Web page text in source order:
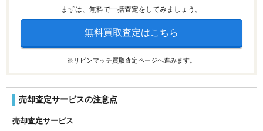
まずは、無料で一括査定をしてみましょう。
無料買取査定はこちら
※リビンマッチ買取査定ページへ進みます。
売却査定サービスの注意点
売却査定サービス